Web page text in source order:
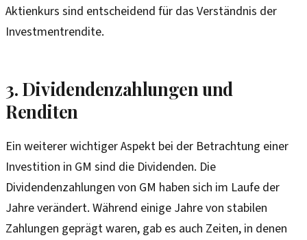
Aktienkurs sind entscheidend für das Verständnis der
Investmentrendite.
3. Dividendenzahlungen und
Renditen
Ein weiterer wichtiger Aspekt bei der Betrachtung einer
Investition in GM sind die Dividenden. Die
Dividendenzahlungen von GM haben sich im Laufe der
Jahre verändert. Während einige Jahre von stabilen
Zahlungen geprägt waren, gab es auch Zeiten, in denen